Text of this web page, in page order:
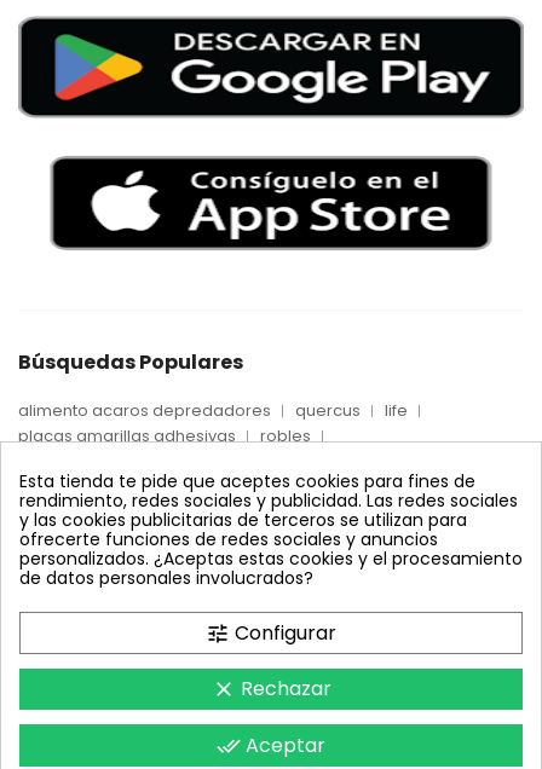
Búsquedas Populares
alimento acaros depredadores quercus
life
placas amarillas adhesivas
robles
trampas adhesivas agricultura
alcornoques
alimento swirskii
foresta trampas trips
max
control trips invernadero
control biológico preventivo
captura trips
placas esciáridas
placas cromáticas amarillas
placas trips
jeringa
trampas mosca blanca
control mosca blanca
placas cromaticas azules
bugline
huevos ácaros presa
Esta tienda te pide que aceptes cookies para fines de
rendimiento, redes sociales y publicidad. Las redes sociales
y las cookies publicitarias de terceros se utilizan para
ofrecerte funciones de redes sociales y anuncios
personalizados. ¿Aceptas estas cookies y el procesamiento
de datos personales involucrados?
tune Configurar
clear Rechazar
done_all Aceptar